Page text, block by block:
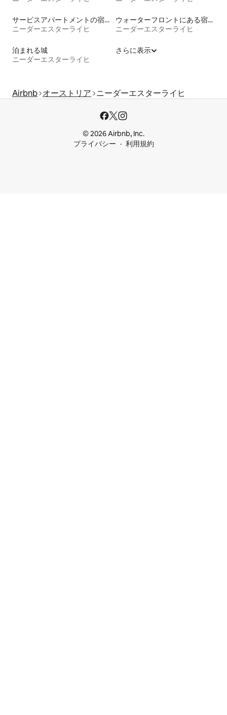
サービスアパートメントの宿泊施設
ニーダーエスターライヒ
ウォーターフロントにある宿泊施設
ニーダーエスターライヒ
泊まれる城
ニーダーエスターライヒ
さらに表示
Airbnb オーストリア ニーダーエスターライヒ
© 2026 Airbnb, Inc.
プライバシー
利用規約